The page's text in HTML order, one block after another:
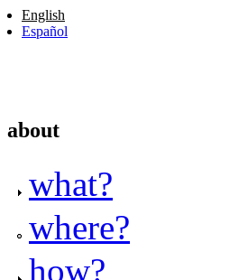
English
Español
about
what?
where?
how?